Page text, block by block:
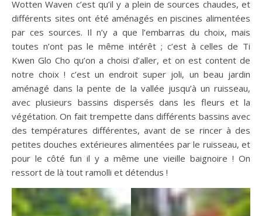
Wotten Waven c’est qu’il y a plein de sources chaudes, et
différents sites ont été aménagés en piscines alimentées
par ces sources. Il n’y a que l’embarras du choix, mais
toutes n’ont pas le même intérêt ; c’est à celles de Ti
Kwen Glo Cho qu’on a choisi d’aller, et on est content de
notre choix ! c’est un endroit super joli, un beau jardin
aménagé dans la pente de la vallée jusqu’à un ruisseau,
avec plusieurs bassins dispersés dans les fleurs et la
végétation. On fait trempette dans différents bassins avec
des températures différentes, avant de se rincer à des
petites douches extérieures alimentées par le ruisseau, et
pour le côté fun il y a même une vieille baignoire ! On
ressort de là tout ramolli et détendus !